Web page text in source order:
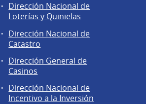
Dirección
General
de
Secretaría
Dirección Nacional de
Loterías y Quinielas
Dirección Nacional de
Catastro
Dirección General de
Casinos
Dirección Nacional de
Incentivo a la Inversión